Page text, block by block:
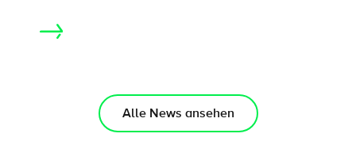
Alle News ansehen